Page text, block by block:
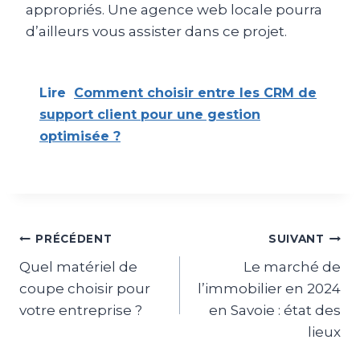
appropriés. Une agence web locale pourra
d’ailleurs vous assister dans ce projet.
Lire
Comment choisir entre les CRM de
support client pour une gestion
optimisée ?
Navigation
de
l’article
PRÉCÉDENT
Quel matériel de
coupe choisir pour
votre entreprise ?
SUIVANT
Le marché de
l’immobilier en 2024
en Savoie : état des
lieux